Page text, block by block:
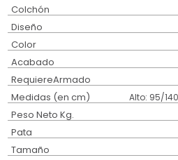
Colchón
Diseño
Color
Acabado
RequiereArmado
Medidas (en cm) Alto: 95/
Peso Neto Kg.
Pata
Tamaño